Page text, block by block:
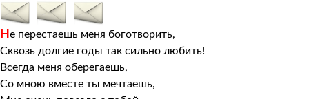
Н е перестаешь меня боготворить,
Сквозь долгие годы так сильно любить!
Всегда меня оберегаешь,
Со мною вместе ты мечтаешь,